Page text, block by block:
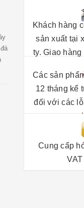
Khách hàng
sản xuất tại
ty. Giao hàng
Các sản
12 tháng kể
đối với các
Cung cấp